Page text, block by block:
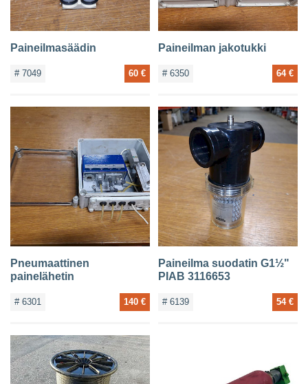
Paineilmasäädin
# 7049 60 €
Paineilman jakotukki
# 6350 64 €
Pneumaattinen
painelähetin
# 6301 140 €
Paineilma suodatin G1½"
PIAB 3116653
# 6139 54 €